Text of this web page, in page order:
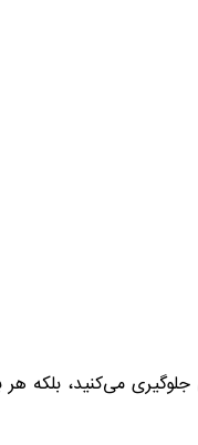
می‌کنید، بلکه هر